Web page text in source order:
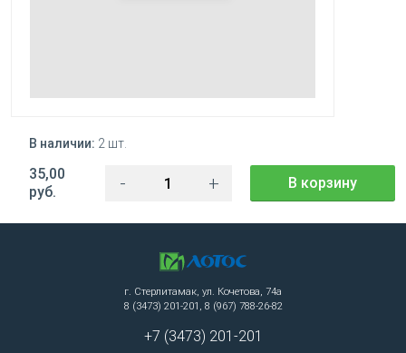
В наличии: 2 шт.
35,00
руб.
- + В корзину
г. Стерлитамак, ул. Кочетова, 74а
8 (3473) 201-201, 8 (967) 788-26-82
+7 (3473) 201-201